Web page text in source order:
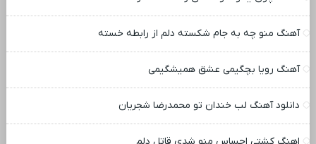
آهنگ منو چه به جام شکسته دلم از رابطه خسته
آهنگ رویا بچگیمی عشق همیشگیمی
دانلود آهنگ لب خندان تو محمدرضا شجریان